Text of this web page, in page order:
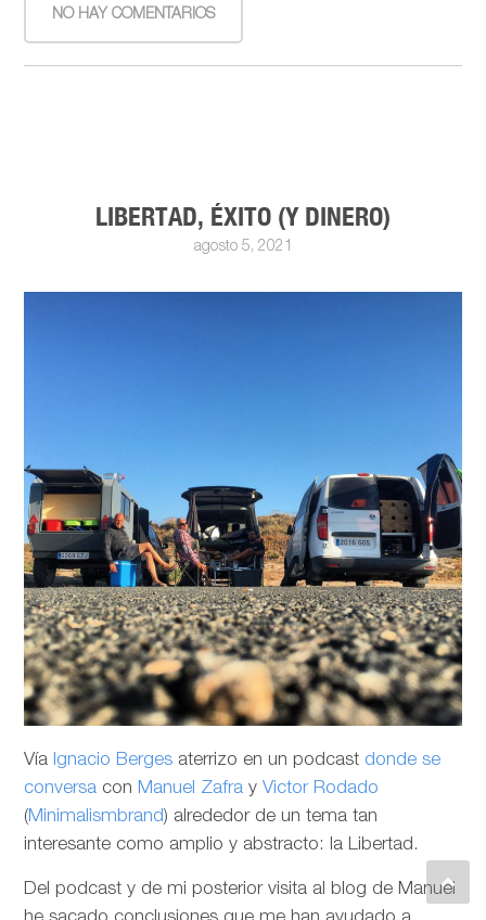
NO HAY COMENTARIOS
LIBERTAD, ÉXITO (Y DINERO)
agosto 5, 2021
Vía Ignacio Berges aterrizo en un podcast donde se
conversa con Manuel Zafra y Victor Rodado
(Minimalismbrand) alrededor de un tema tan
interesante como amplio y abstracto: la Libertad.
Del podcast y de mi posterior visita al blog de Manuel